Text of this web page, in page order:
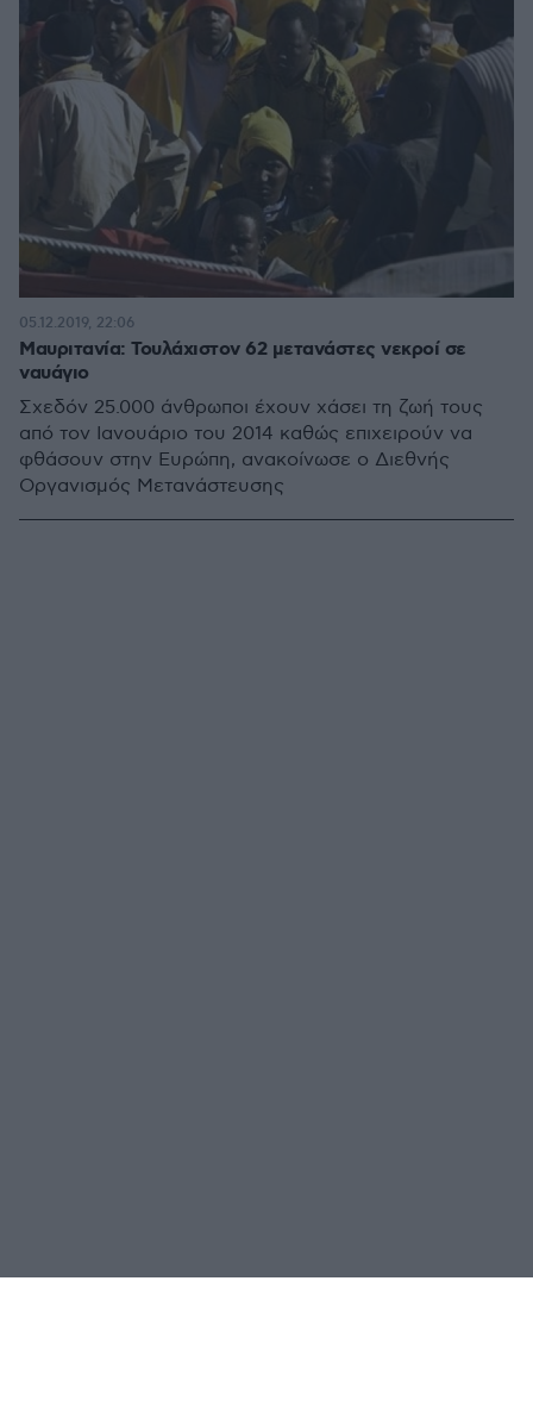
Μαυριτανία: Τουλάχιστον 62 μετανάστες νεκροί σε
ναυάγιο
Σχεδόν 25.000 άνθρωποι έχουν χάσει τη ζωή τους
από τον Ιανουάριο του 2014 καθώς επιχειρούν να
φθάσουν στην Ευρώπη, ανακοίνωσε ο Διεθνής
Οργανισμός Μετανάστευσης
05.12.2019, 22:06